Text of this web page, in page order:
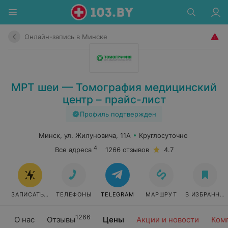
Онлайн-запись в Минске
МРТ шеи — Томография медицинский
центр – прайс-лист
Профиль подтвержден
О нас Отзывы1266 Цены Акции и новости
Минск, ул. Жилуновича, 11А
Круглосуточно
Все адреса 4 1266 отзывов 4.7
ЗАПИСАТЬСЯ ОНЛАЙН
ТЕЛЕФОНЫ TELEGRAM МАРШРУТ В ИЗБРАННОЕ